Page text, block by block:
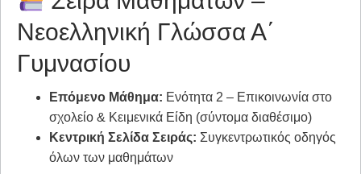
Νεοελληνική Γλώσσα Α΄
Γυμνασίου
Επόμενο Μάθημα: Ενότητα 2 – Επικοινωνία στο
σχολείο & Κειμενικά Είδη (σύντομα διαθέσιμο)
Κεντρική Σελίδα Σειράς: Συγκεντρωτικός οδηγός
όλων των μαθημάτων